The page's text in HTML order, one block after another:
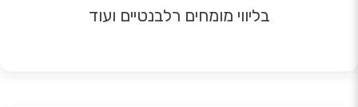
בליווי מומחים רלבנטיים ועוד